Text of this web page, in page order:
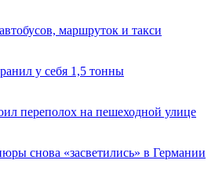
маршруток и такси
у себя 1,5 тонны
переполох на пешеходной улице
снова «засветились» в Германии